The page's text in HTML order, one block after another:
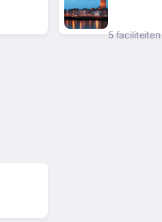
5 faciliteiten